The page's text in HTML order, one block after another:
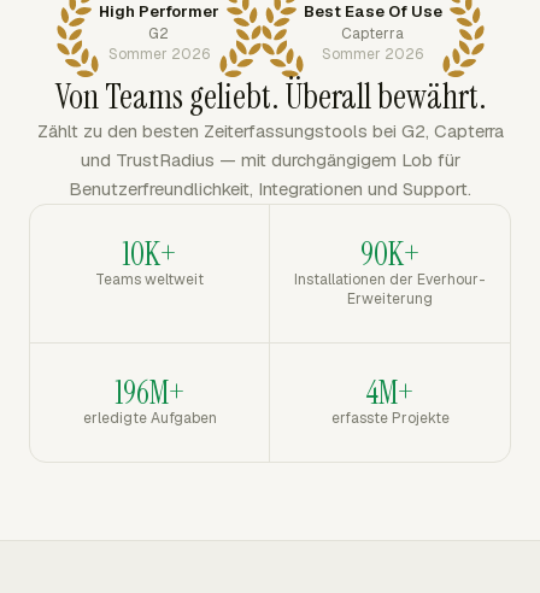
High Performer
G2
Sommer 2026
Best Ease Of Use
Capterra
Sommer 2026
Von Teams geliebt. Überall bewährt.
Zählt zu den besten Zeiterfassungstools bei G2, Capterra
und TrustRadius — mit durchgängigem Lob für
Benutzerfreundlichkeit, Integrationen und Support.
10K+
Teams weltweit
90K+
Installationen der Everhour-
Erweiterung
196M+
erledigte Aufgaben
4M+
erfasste Projekte